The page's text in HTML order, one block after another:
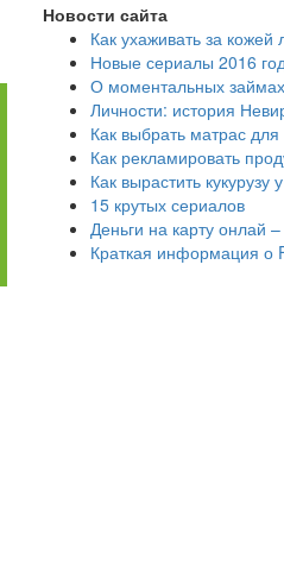
Новости сайта
Как ухаживать за кожей
Новые сериалы 2016
О моментальных
Личности: история
Как выбрать матрас
Как рекламировать
Как вырастить кукурузу
15 крутых сериалов
Деньги на карту онлай
Краткая информация о